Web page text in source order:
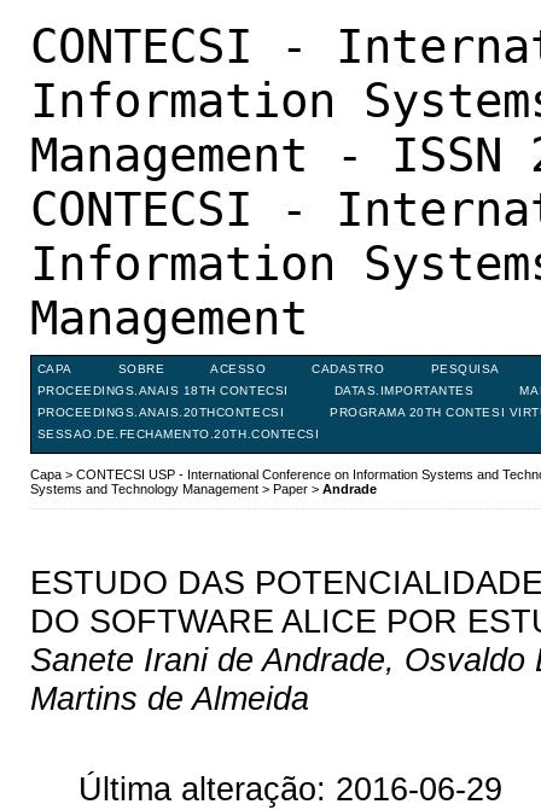
CONTECSI -
Information
Management -
CONTECSI -
Information
Management
CAPA SOBRE ACESSO CADASTRO
PESQUISA
PROCEEDINGS.ANAIS 18TH CONTECSI
DATAS.IMPORTANTES
PROCEEDINGS.ANAIS.20THCONTECSI
PROGRAMA 20TH CONTESI
SESSAO.DE.FECHAMENTO.20TH.CONTECSI
Capa> CONTECSI USP - International Conference on Information Systems and
Systems and Technology Management> Paper> Andrade
ESTUDO DAS
DO SOFTWARE ALICE POR
Sanete Irani de Andrade,
Martins de Almeida
Última alteração: 2016-06-29